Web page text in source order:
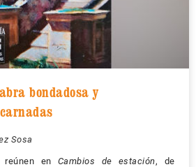
bondadosa y
Sosa
reúnen en Cambios de estación, de